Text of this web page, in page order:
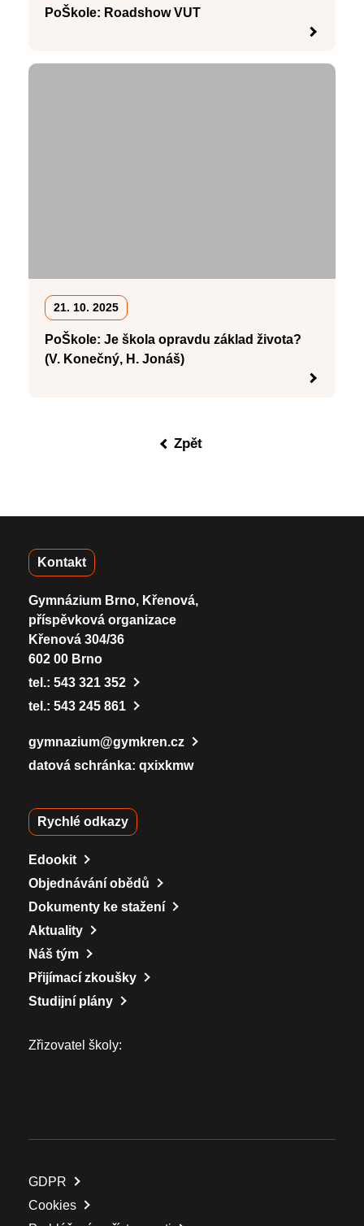
PoŠkole: Roadshow VUT
21. 10. 2025
PoŠkole: Je škola opravdu základ života?
(V. Konečný, H. Jonáš)
Zpět
Kontakt
Gymnázium Brno, Křenová,
příspěvková organizace
Křenová 304/36
602 00 Brno
tel.: 543 321 352
tel.: 543 245 861
gymnazium@gymkren.cz
datová schránka: qxixkmw
Rychlé odkazy
Edookit
Objednávání obědů
Dokumenty ke stažení
Aktuality
Náš tým
Přijímací zkoušky
Studijní plány
Zřizovatel školy:
GDPR
Cookies